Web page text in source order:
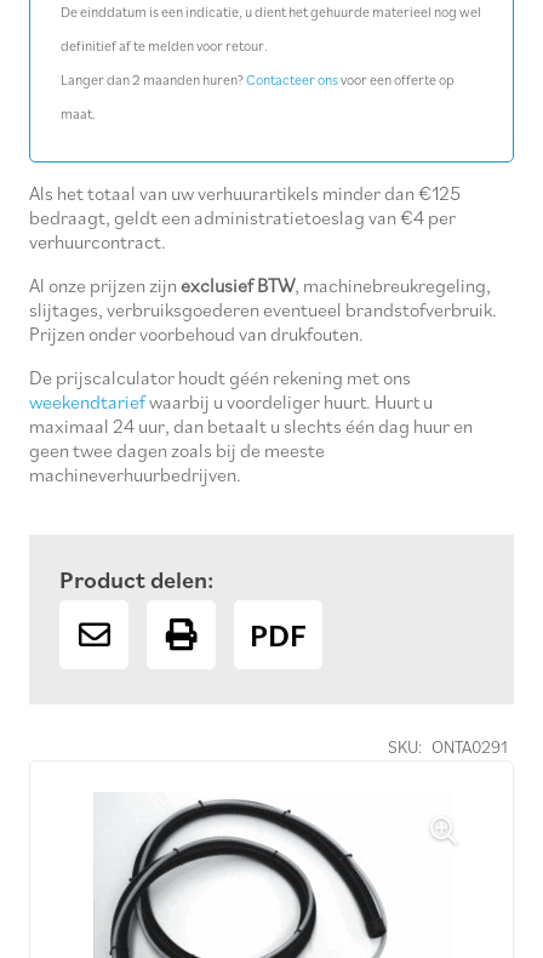
SKU: ONTA0291
aantal
De einddatum is een indicatie, u dient het gehuurde materieel nog wel
definitief af te melden voor retour.
Langer dan 2 maanden huren?Contacteer onsvoor een offerte op
maat.
Als het totaal van uw verhuurartikels minder dan €125
bedraagt, geldt een administratietoeslag van €4 per
verhuurcontract.
Al onze prijzen zijn exclusief BTW, machinebreukregeling,
slijtages, verbruiksgoederen eventueel brandstofverbruik.
Prijzen onder voorbehoud van drukfouten.
De prijscalculator houdt géén rekening met ons
weekendtariefwaarbij u voordeliger huurt. Huurt u
maximaal 24 uur, dan betaalt u slechts één dag huur en
geen twee dagen zoals bij de meeste
machineverhuurbedrijven.
Product delen:
PDF